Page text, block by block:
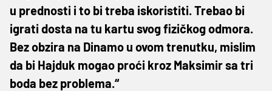
u prednosti i to bi treba iskoristiti. Trebao bi
igrati dosta na tu kartu svog fizičkog odmora.
Bez obzira na Dinamo u ovom trenutku, mislim
da bi Hajduk mogao proći kroz Maksimir sa tri
boda bez problema.“